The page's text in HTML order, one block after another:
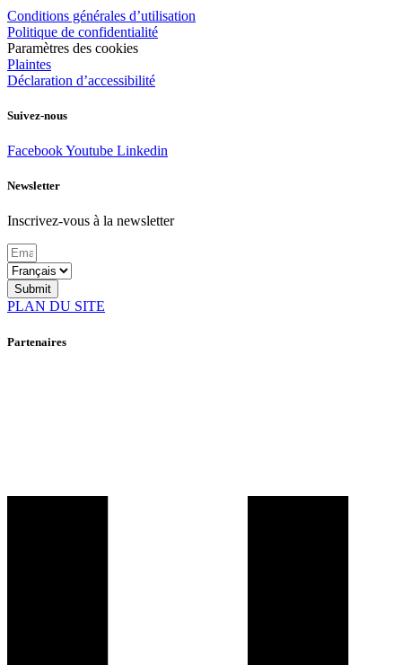
Conditions générales d’utilisation
Politique de confidentialité
Paramètres des cookies
Plaintes
Déclaration d’accessibilité
Suivez-nous
FacebookYoutube Linkedin
Newsletter
Inscrivez-vous à la newsletter
Submit
PLAN DU SITE
Partenaires